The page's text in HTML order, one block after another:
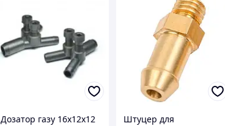
Дозатор газу 16х12х12
Штуцер для